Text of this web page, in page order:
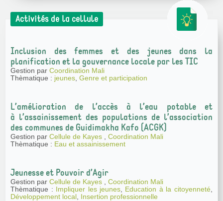
Activités de la cellule
Inclusion des femmes et des jeunes dans la
planification et la gouvernance locale par les TIC
Gestion par Coordination Mali
Thèmatique : jeunes Genre et participation
L’amélioration de l’accès à l’eau potable et
à l’assainissement des populations de l’association
des communes de Guidimakha Kafo (ACGK)
Gestion par Cellule de Kayes
Coordination Mali
Thèmatique : Eau et assainissement
Jeunesse et Pouvoir d’Agir
Gestion par Cellule de Kayes
Coordination Mali
Thèmatique : Impliquer les jeunes Education à la citoyenneté
Développement local Insertion professionnelle